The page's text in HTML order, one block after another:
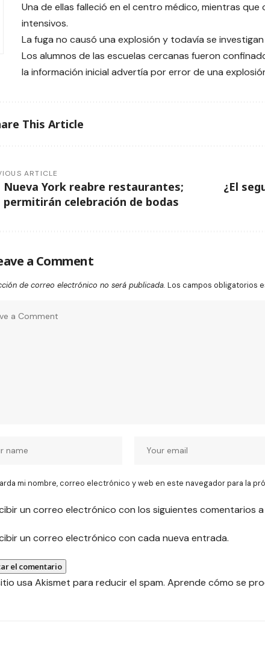
Una de ellas falleció en el centro médico, mientras
intensivos.
La fuga no causó una explosión y todavía se
Los alumnos de las escuelas cercanas fueron
la información inicial advertía por error de una
This Article
ARTICLE
Nueva York reabre restaurantes;
permitirán celebración de bodas
¿El
a Comment
de correo electrónico no será publicada. Los campos obligatorios
mi nombre, correo electrónico y web en este navegador para la
un correo electrónico con los siguientes comentarios
un correo electrónico con cada nueva entrada.
usa Akismet para reducir el spam. Aprende cómo se